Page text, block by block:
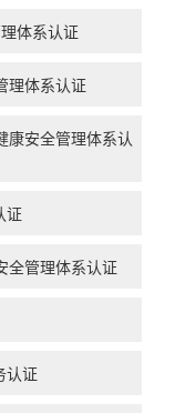
体系认证
理体系认证
康安全管理体系认
证
全管理体系认证
认证